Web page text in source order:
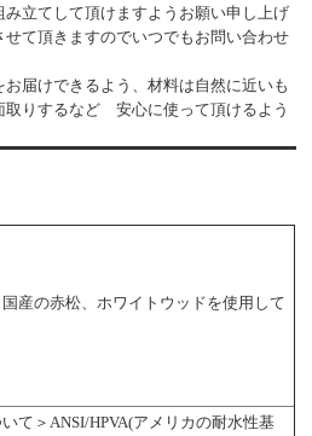
立てして頂けますようお願い申し上げ
て頂きますのでいつでもお問い合わせ
届けできるよう、材料は自然に近いも
取りするなど 安心に使って頂けるよう
産の赤松、ホワイトウッドを使用して
て＞ANSI/HPVA(アメリカの耐水性基